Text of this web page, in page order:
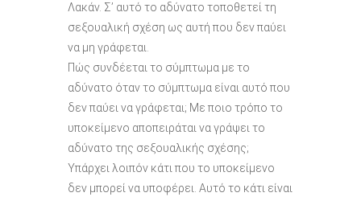
Λακάν. Σ’ αυτό το αδύνατο τοποθετεί τη
σεξουαλική σχέση ως αυτή που δεν παύει
να μη γράφεται.
Πώς συνδέεται το σύμπτωμα με το
αδύνατο όταν το σύμπτωμα είναι αυτό που
δεν παύει να γράφεται; Με ποιο τρόπο το
υποκείμενο αποπειράται να γράψει το
αδύνατο της σεξουαλικής σχέσης;
Υπάρχει λοιπόν κάτι που το υποκείμενο
δεν μπορεί να υποφέρει. Αυτό το κάτι είναι